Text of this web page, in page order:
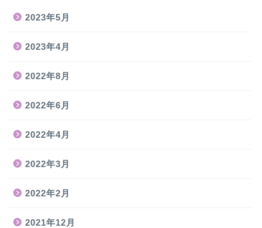
2023年5月
2023年4月
2022年8月
2022年6月
2022年4月
2022年3月
2022年2月
2021年12月